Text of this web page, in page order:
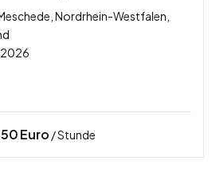
Nordrhein-Westfalen,
Euro / Stunde